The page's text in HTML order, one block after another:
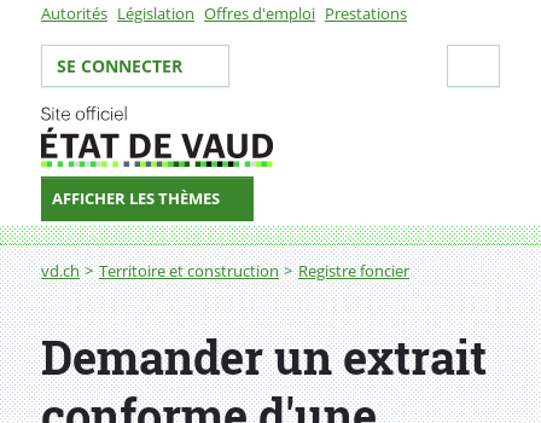
Sous-navigation
Autorités Législation Offres d'emploi Prestations
Votre identité
SE CONNECTER
AFFICHER LES THÈMES
Fil d'Ariane
vd.ch Territoire et construction Registre foncier
Demander un extrait conforme d'une annotation du
Demander un extrait